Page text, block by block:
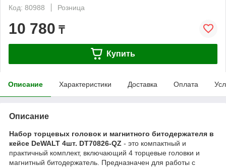
Код: 80988
Розница
10 780 ₸
Купить
Описание Характеристики Доставка Оплата
Описание
Набор торцевых головок и магнитного битодержателя в
кейсе DeWALT 4шт. DT70826-QZ - это компактный и
практичный комплект, включающий 4 торцевые головки и
магнитный битодержатель. Предназначен для работы с